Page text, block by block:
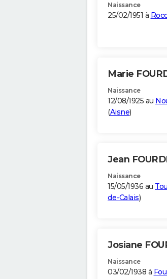
Naissance
25/02/1951 à
Marie
Naissance
12/08/1925 au
(Aisne)
Jean
Naissance
15/05/1936 au
de-Calais)
Josiane
Naissance
03/02/1938 à